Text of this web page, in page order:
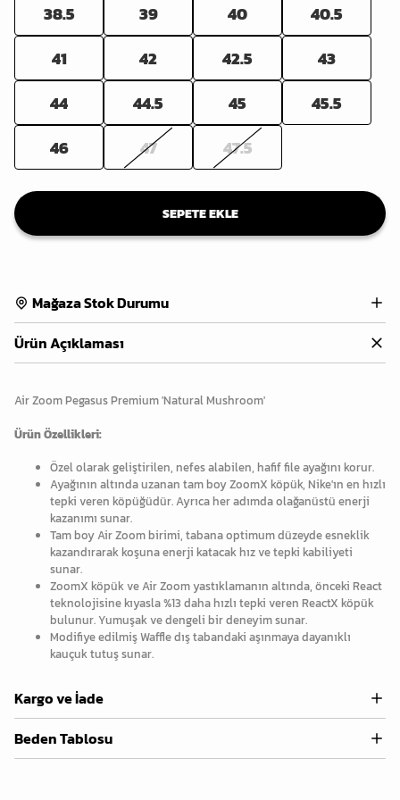
38.5
39 40
40.5
41
42 42.5
43
44
44.5 45
45.5
46
47 47.5
SEPETE EKLE
Mağaza Stok Durumu
Ürün Açıklaması
Air Zoom Pegasus Premium 'Natural Mushroom'
Ürün Özellikleri:
Özel olarak geliştirilen, nefes alabilen, hafif file ayağını korur.
Ayağının altında uzanan tam boy ZoomX köpük, Nike'ın en hızlı
tepki veren köpüğüdür. Ayrıca her adımda olağanüstü enerji
kazanımı sunar.
Tam boy Air Zoom birimi, tabana optimum düzeyde esneklik
kazandırarak koşuna enerji katacak hız ve tepki kabiliyeti
sunar.
ZoomX köpük ve Air Zoom yastıklamanın altında, önceki React
teknolojisine kıyasla %13 daha hızlı tepki veren ReactX köpük
bulunur. Yumuşak ve dengeli bir deneyim sunar.
Modifiye edilmiş Waffle dış tabandaki aşınmaya dayanıklı
kauçuk tutuş sunar.
Kargo ve İade
Beden Tablosu